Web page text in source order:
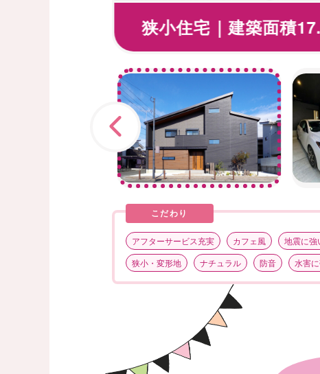
狭小住宅｜建築面積
前へ こだわり
アフターサービス充実 カフェ風 地震に強
狭小・変形地
ナチュラル 防音 水害